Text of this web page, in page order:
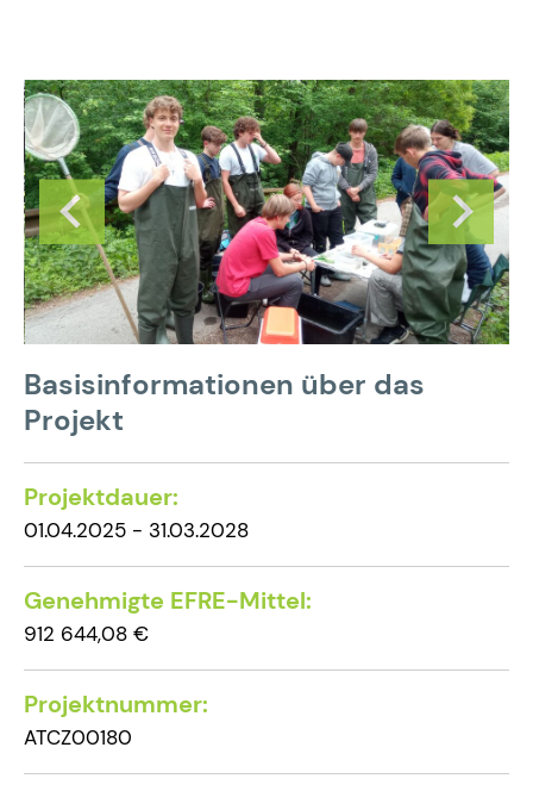
Basisinformationen über das
Projekt
Projektdauer:
01.04.2025 - 31.03.2028
Genehmigte EFRE-Mittel:
912 644,08 €
Projektnummer:
ATCZ00180